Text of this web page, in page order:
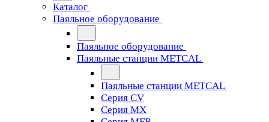
Каталог
Паяльное оборудование
Паяльное оборудование
Паяльные станции METCAL
Паяльные станции METCAL
Серия CV
Серия MX